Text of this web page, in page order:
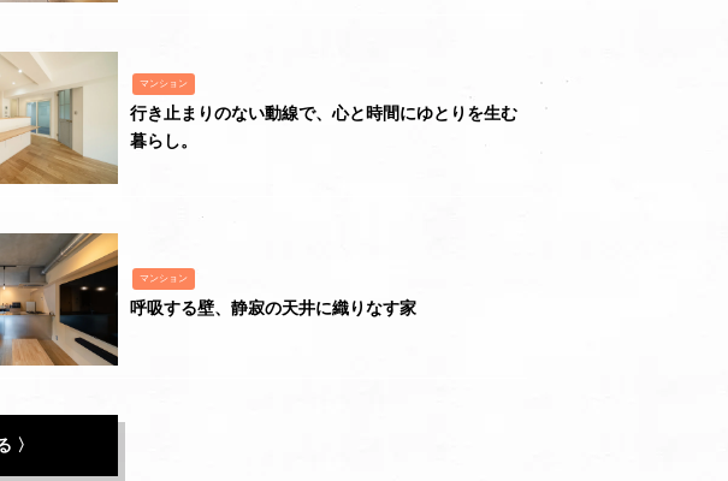
マンション
行き止まりのない動線で、心と時間にゆとりを生む
暮らし。
マンション
呼吸する壁、静寂の天井に織りなす家
〉